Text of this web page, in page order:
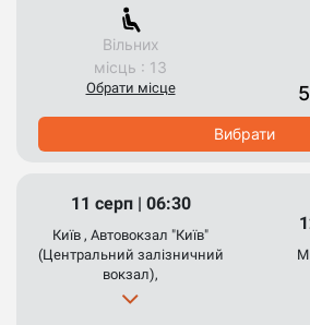
Вільних
місць : 13
Обрати місце
Вибрати
11 серп | 06:30
Київ , Автовокзал "Київ"
(Центральний залізничний
вокзал),